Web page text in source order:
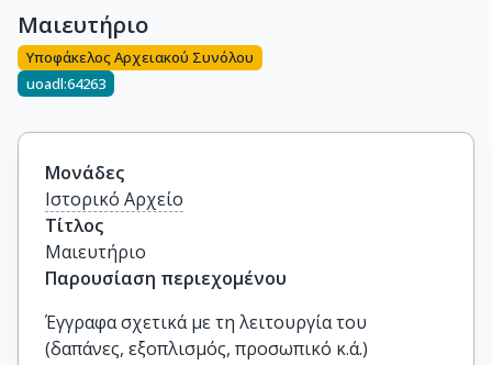
Μαιευτήριο
Υποφάκελος Αρχειακού Συνόλου
uoadl:64263
Μονάδες
Ιστορικό Αρχείο
Τίτλος
Μαιευτήριο
Παρουσίαση περιεχομένου
Έγγραφα σχετικά με τη λειτουργία του
(δαπάνες, εξοπλισμός, προσωπικό κ.ά.)